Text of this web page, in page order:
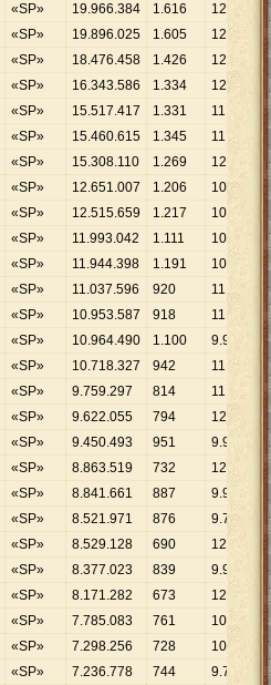
«SP» 19.966.384 1.616 12
«SP» 19.896.025 1.605 12. 396
«SP» 18.476.458 1.426 12
957
«SP» 16.343.586 1.334 12
«SP» 15.517.417 1.331 11
658
«SP» 15.460.615 1.345 11.
«SP» 15.308.110 1.269 12
«SP» 12.651.007 1.206 10 490
«SP» 12.515.659 1.217 10
284
«SP» 11.993.042 1.111 10 795
«SP» 11.944.398 1.191 10
«SP» 11.037.596 920 11 997
«SP» 10.953.587 918 11
932
«SP» 10.964.490 1.100 9.968
«SP» 10.718.327 942 11. 378
«SP» 9.759.297 814 11
989
«SP» 9.622.055 794 12
«SP» 9.450.493 951 9.937
«SP» 8.863.519 732 12. 109
«SP» 8.841.661 887 9.968
«SP» 8.521.971 876 9.728
«SP» 8.529.128 690 12
«SP» 8.377.023 839 9.985
«SP» 8.171.282 673 12
«SP» 7.785.083 761 10 230
«SP» 7.298.256 728 10
025
«SP» 7.236.778 744 9.727